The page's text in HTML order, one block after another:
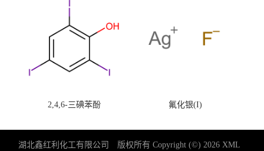
2,4,6-三碘苯酚 氟化银(I)
湖北鑫红利化工有限公司 版权所有 Copyright (©) 2026 XML